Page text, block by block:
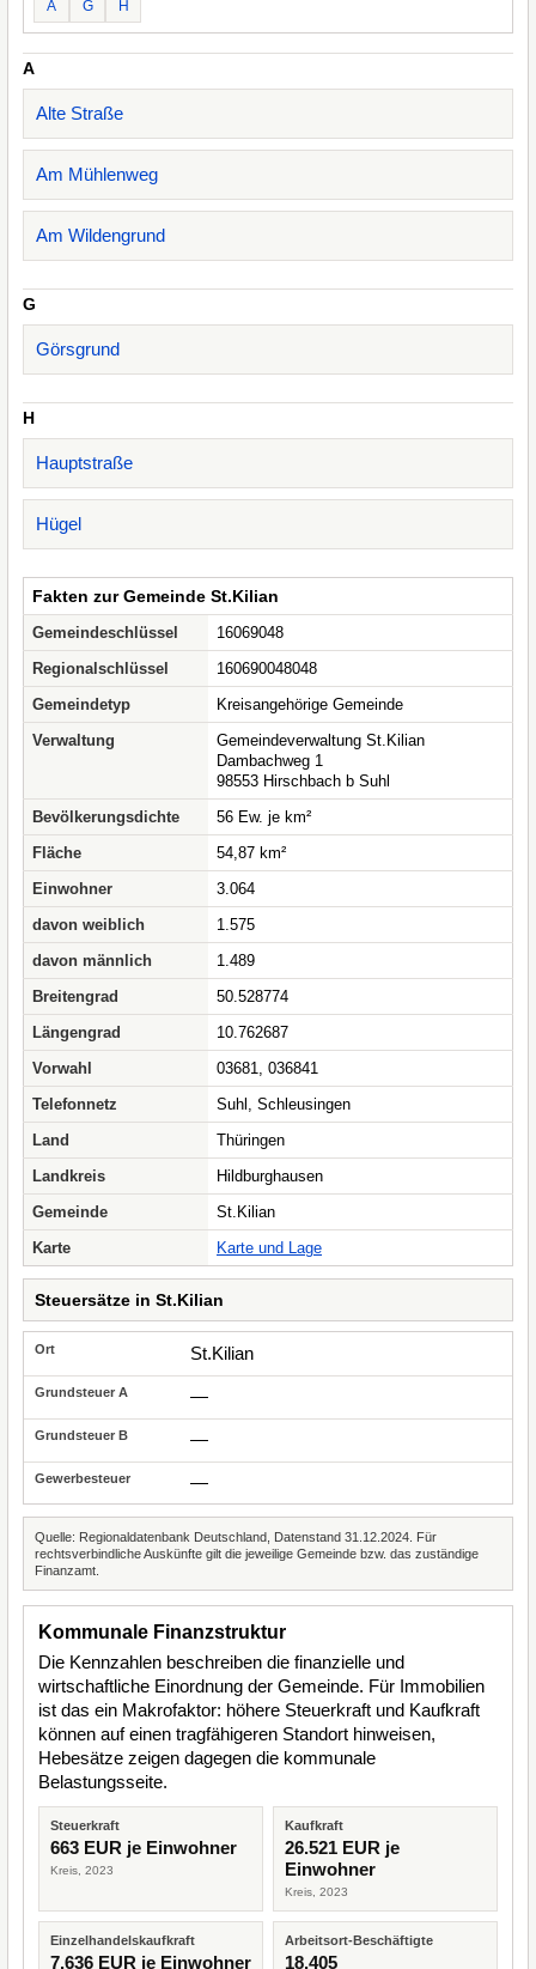
A G H
A
Alte Straße
Am Mühlenweg
Am Wildengrund
G
Görsgrund
H
Hauptstraße
Hügel
Fakten zur Gemeinde St.Kilian
Gemeindeschlüssel
16069048
Regionalschlüssel
160690048048
Gemeindetyp
Kreisangehörige Gemeinde
Verwaltung
Gemeindeverwaltung St.Kilian
Dambachweg 1
98553 Hirschbach b Suhl
Bevölkerungsdichte
56 Ew. je km²
Fläche
54,87 km²
Einwohner
3.064
davon weiblich
1.575
davon männlich
1.489
Breitengrad
50.528774
Längengrad
10.762687
Vorwahl
03681, 036841
Telefonnetz
Suhl, Schleusingen
Land
Thüringen
Landkreis
Hildburghausen
Gemeinde
St.Kilian
Karte
Karte und Lage
Steuersätze in St.Kilian
St.Kilian
—
—
—
Quelle: Regionaldatenbank Deutschland, Datenstand 31.12.2024. Für
rechtsverbindliche Auskünfte gilt die jeweilige Gemeinde bzw. das zuständige
Finanzamt.
Kommunale Finanzstruktur
Die Kennzahlen beschreiben die finanzielle und
wirtschaftliche Einordnung der Gemeinde. Für Immobilien
ist das ein Makrofaktor: höhere Steuerkraft und Kaufkraft
können auf einen tragfähigeren Standort hinweisen,
Hebesätze zeigen dagegen die kommunale
Belastungsseite.
Steuerkraft
663 EUR je Einwohner
Kreis, 2023
Kaufkraft
26.521 EUR je
Einwohner
Kreis, 2023
Einzelhandelskaufkraft
7.636 EUR je Einwohner
Arbeitsort-Beschäftigte
18.405